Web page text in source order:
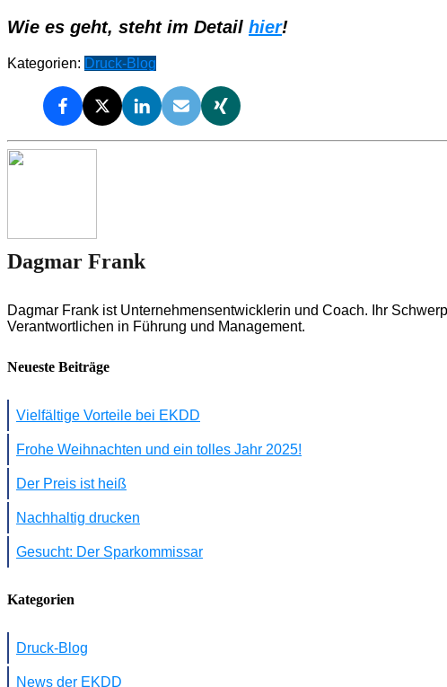
Wie es geht, steht im Detail hier!
Kategorien: Druck-Blog
Dagmar Frank
Dagmar Frank ist Unternehmensentwicklerin und Coach. Ihr
Verantwortlichen in Führung und Management.
Neueste Beiträge
Vielfältige Vorteile bei EKDD
Frohe Weihnachten und ein tolles Jahr 2025!
Der Preis ist heiß
Nachhaltig drucken
Gesucht: Der Sparkommissar
Kategorien
Druck-Blog
News der EKDD